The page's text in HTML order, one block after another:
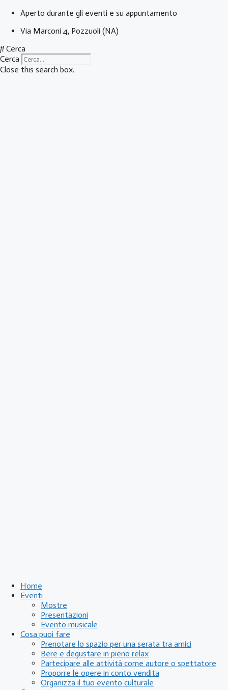
contenuto
Aperto durante gli eventi e su appuntamento
Via Marconi 4, Pozzuoli (NA)
Cerca
Cerca
Close this search box.
Home
Eventi
Mostre
Presentazioni
Evento musicale
Cosa puoi fare
Prenotare lo spazio per una serata tra amici
Bere e degustare in pieno relax
Partecipare alle attività come autore o spettatore
Proporre le opere in conto vendita
Organizza il tuo evento culturale